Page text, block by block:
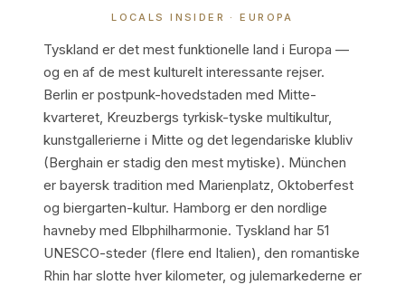
LOCALS INSIDER · EUROPA
Tyskland er det mest funktionelle land i Europa —
og en af de mest kulturelt interessante rejser.
Berlin er postpunk-hovedstaden med Mitte-
kvarteret, Kreuzbergs tyrkisk-tyske multikultur,
kunstgallerierne i Mitte og det legendariske klubliv
(Berghain er stadig den mest mytiske). München
er bayersk tradition med Marienplatz, Oktoberfest
og biergarten-kultur. Hamborg er den nordlige
havneby med Elbphilharmonie. Tyskland har 51
UNESCO-steder (flere end Italien), den romantiske
Rhin har slotte hver kilometer, og julemarkederne er